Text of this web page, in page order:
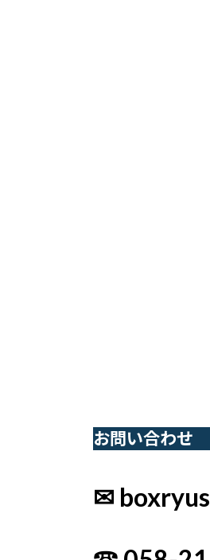
お問い合わせ
✉